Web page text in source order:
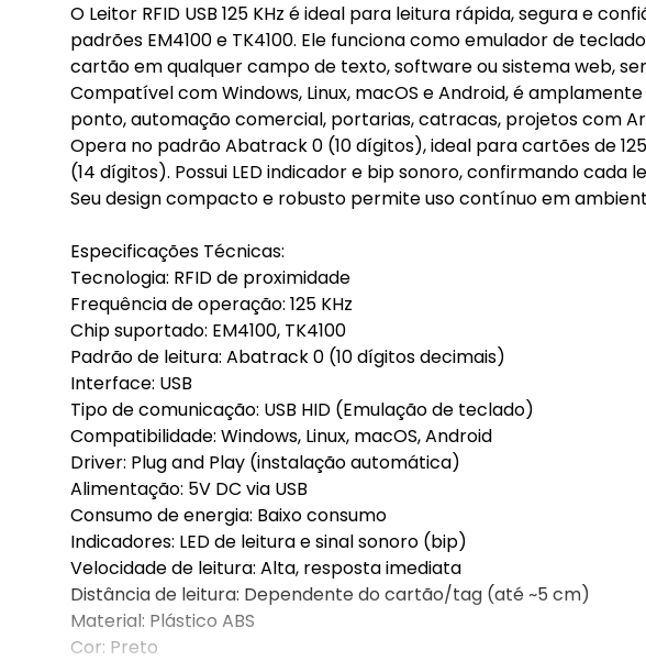
O Leitor RFID USB 125 KHz é ideal para leitura rápida, segura e
padrões EM4100 e TK4100. Ele funciona como emulador de
cartão em qualquer campo de texto, software ou sistema web,
Compatível com Windows, Linux, macOS e Android, é
ponto, automação comercial, portarias, catracas, projetos com
Opera no padrão Abatrack 0 (10 dígitos), ideal para cartões de
(14 dígitos). Possui LED indicador e bip sonoro, confirmando cada
Seu design compacto e robusto permite uso contínuo em
Especificações Técnicas:
Tecnologia: RFID de proximidade
Frequência de operação: 125 KHz
Chip suportado: EM4100, TK4100
Padrão de leitura: Abatrack 0 (10 dígitos decimais)
Interface: USB
Tipo de comunicação: USB HID (Emulação de teclado)
Compatibilidade: Windows, Linux, macOS, Android
Driver: Plug and Play (instalação automática)
Alimentação: 5V DC via USB
Consumo de energia: Baixo consumo
Indicadores: LED de leitura e sinal sonoro (bip)
Velocidade de leitura: Alta, resposta imediata
Distância de leitura: Dependente do cartão/tag (até ~5 cm)
Material: Plástico ABS
Cor: Preto